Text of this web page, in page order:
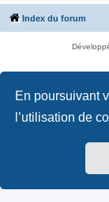
En poursuivant
l’utilisation de
Index du forum